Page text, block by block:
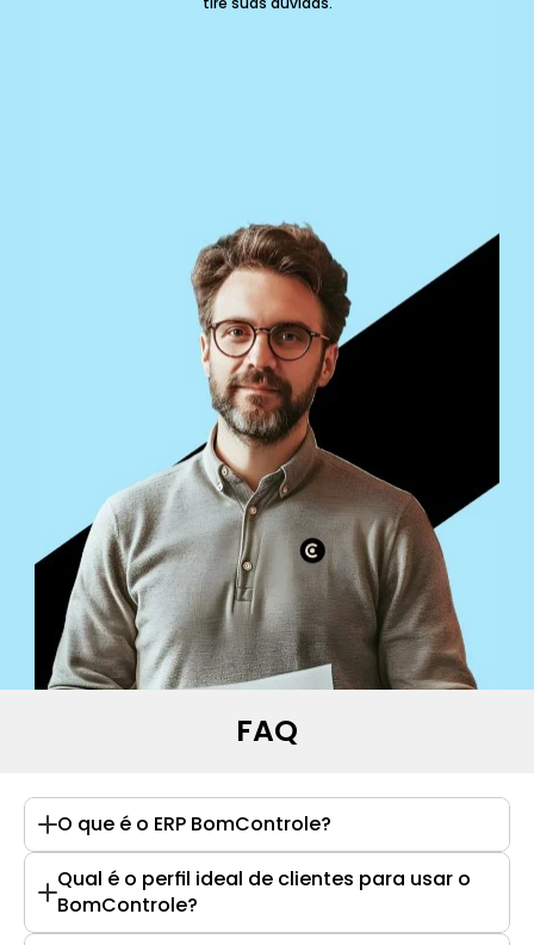
FAQ
O que é o ERP BomControle?
Qual é o perfil ideal de clientes para usar o
BomControle?